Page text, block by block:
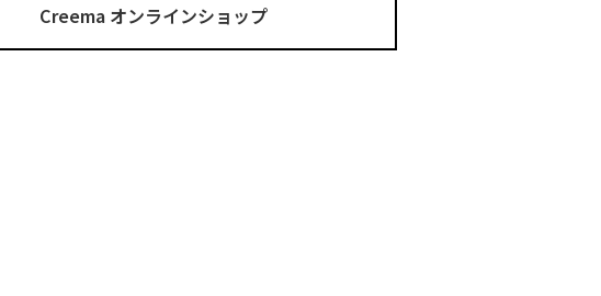
Creema オンラインショップ